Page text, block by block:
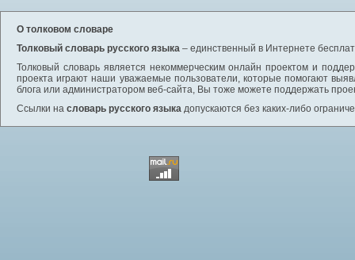
О толковом словаре
Толковый словарь русского языка – единственный в Интернете
Толковый словарь является некоммерческим онлайн проектом и
проекта играют наши уважаемые пользователи, которые помогают
блога или администратором веб-сайта, Вы тоже можете поддержать
Ссылки на словарь русского языка допускаются без каких-либо